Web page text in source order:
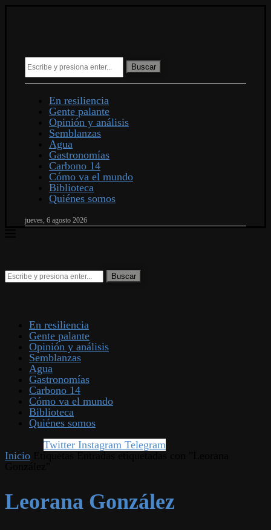
Buscar
En resiliencia
Gente palante
Opinión y análisis
Semblanzas
Agua
Gastronomías
Carbono 14
Cómo va el mundo
Biblioteca
Quiénes somos
jueves, 6 agosto 2026
En resiliencia
Gente palante
Opinión y análisis
Semblanzas
Agua
Gastronomías
Carbono 14
Cómo va el mundo
Biblioteca
Quiénes somos
Twitter Instagram Telegram
Inicio
Leorana González